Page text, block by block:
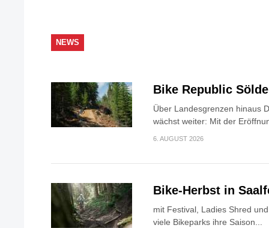
NEWS
Bike Republic
Über Landesgrenzen hinaus
wächst weiter: Mit der
6. AUGUST 2026
Bike-Herbst in
mit Festival, Ladies Shred
viele Bikeparks ihre Saison...